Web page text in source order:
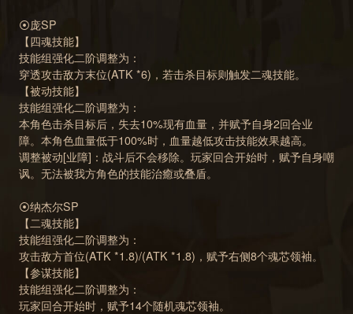
⦿庞SP
【四魂技能】
技能组强化二阶调整为：
穿透攻击敌方末位(ATK *6)，若击杀目标则触发二魂技能。
【被动技能】
技能组强化二阶调整为：
本角色击杀目标后，失去10%现有血量，并赋予自身2回合业
障。本角色血量低于100%时，血量越低攻击技能效果越高。
调整被动[业障]：战斗后不会移除。玩家回合开始时，赋予自身嘲
讽。无法被我方角色的技能治癒或叠盾。
⦿纳杰尔SP
【二魂技能】
技能组强化二阶调整为：
攻击敌方首位(ATK *1.8)/(ATK *1.8)，赋予右侧8个魂芯领袖。
【参谋技能】
技能组强化二阶调整为：
玩家回合开始时，赋予14个随机魂芯领袖。